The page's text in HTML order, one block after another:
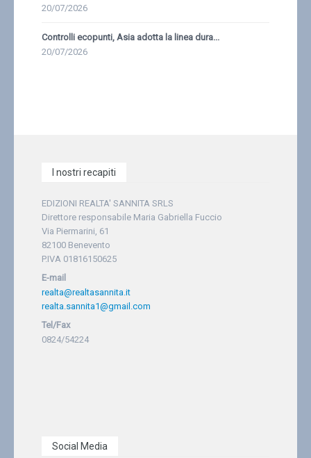
20/07/2026
Controlli ecopunti, Asia adotta la linea dura...
20/07/2026
I nostri recapiti
EDIZIONI REALTA' SANNITA SRLS
Direttore responsabile Maria Gabriella Fuccio
Via Piermarini, 61
82100 Benevento
P.IVA 01816150625
E-mail
realta@realtasannita.it
realta.sannita1@gmail.com
Tel/Fax
0824/54224
Social Media